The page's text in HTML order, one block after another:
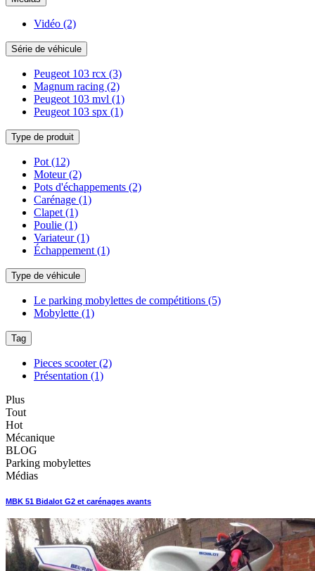
Vidéo (2)
Série de véhicule
Peugeot 103 rcx (3)
Magnum racing (2)
Peugeot 103 mvl (1)
Peugeot 103 spx (1)
Type de produit
Pot (12)
Moteur(2)
Pots d'échappements (2)
Carénage (1)
Clapet (1)
Poulie (1)
Variateur(1)
Échappement (1)
Type de véhicule
Le parking mobylettes de compétitions (5)
Mobylette (1)
Tag
Pieces scooter(2)
Présentation (1)
Plus
Tout
Hot
Mécanique
BLOG
Parking mobylettes
Médias
MBK 51 Bidalot G2 et carénages avants